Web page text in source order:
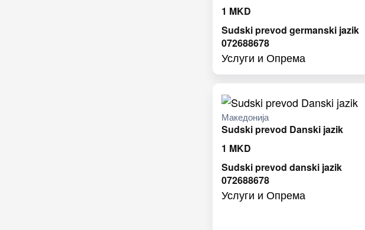
1 MKD
Sudski prevod germanski jazik
072688678
Услуги и Опрема
Македонија
Sudski prevod Danski jazik
1 MKD
Sudski prevod danski jazik
072688678
Услуги и Опрема